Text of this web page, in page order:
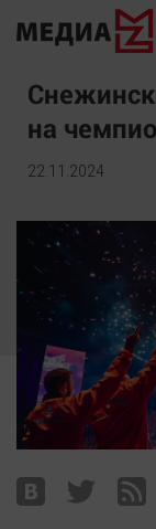
Новости
Экономика
Происшествия
Политика
Культура
Здоровье
Спорт
Курилка
Поиск
на
22.11.2024